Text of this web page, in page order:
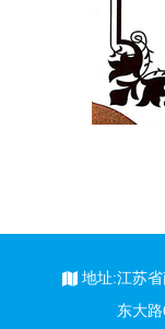
地址:江苏
东大